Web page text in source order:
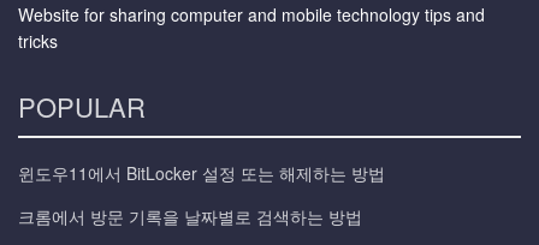
Website for sharing computer and mobile technology tips and
tricks
POPULAR
윈도우11에서 BitLocker 설정 또는 해제하는 방법
크롬에서 방문 기록을 날짜별로 검색하는 방법